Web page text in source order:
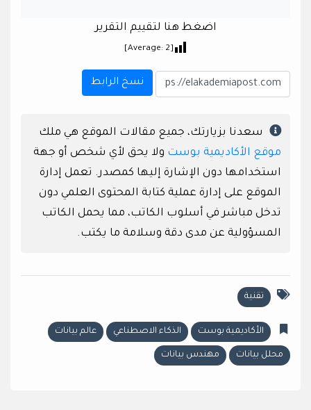
اضغط هنا لتقييم التقرير
[Average:
2
]
نسخ الرابط
سعدنا بزيارتك، جميع مقالات الموقع هي ملك
موقع الأكاديمية بوست ولا يحق لأي شخص أو جهة
استخدامها دون الإشارة إليها كمصدر. تعمل إدارة
الموقع على إدارة عملية كتابة المحتوى العلمي دون
تدخل مباشر في أسلوب الكاتب، مما يحمل الكاتب
المسؤولية عن مدى دقة وسلامة ما يكتب.
تقنية
الأكاديمية بوست الذكاء الاصطناعي عالم بيانات
محلل بيانات مهندس بيانات